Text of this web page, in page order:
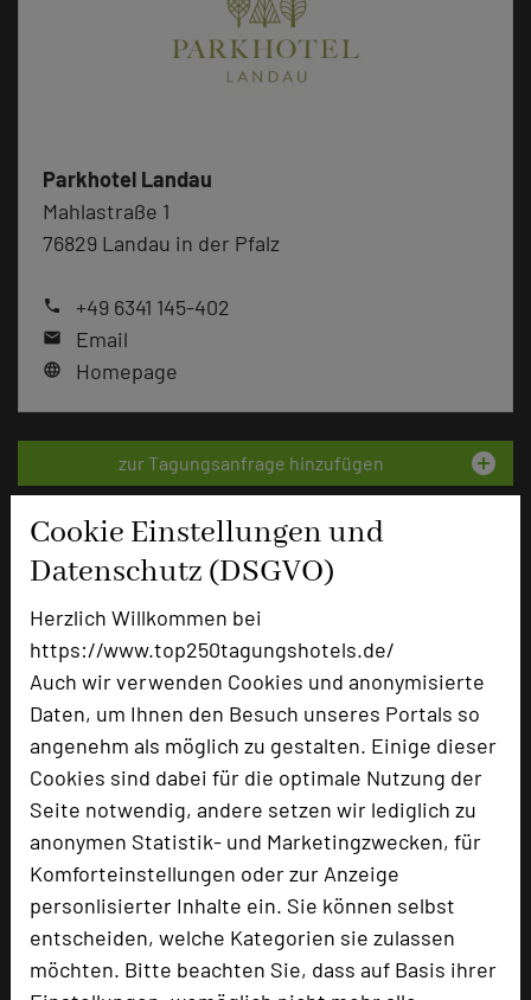
Cookie Einstellungen und
Datenschutz (DSGVO)
Herzlich Willkommen bei
https://www.top250tagungshotels.de/
Auch wir verwenden Cookies und anonymisierte
Daten, um Ihnen den Besuch unseres Portals so
angenehm als möglich zu gestalten. Einige dieser
Cookies sind dabei für die optimale Nutzung der
Seite notwendig, andere setzen wir lediglich zu
anonymen Statistik- und Marketingzwecken, für
Komforteinstellungen oder zur Anzeige
personlisierter Inhalte ein. Sie können selbst
entscheiden, welche Kategorien sie zulassen
möchten. Bitte beachten Sie, dass auf Basis ihrer
Parkhotel Landau
Mahlastraße 1
76829 Landau in der Pfalz
phone +49 6341 145-402
mail Email
language Homepage
zur Tagungsanfrage hinzufügen add_circle
Bewertung
Tagungsplaner
Tagungsleiter
Tagungsteilnehmer
Hotel bewerten
Max. Tagungskapazität (Personen)
U-Form